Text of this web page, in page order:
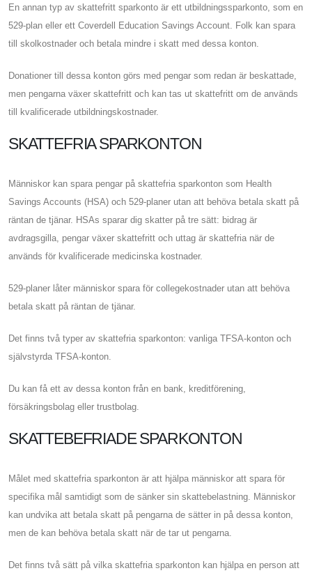
En annan typ av skattefritt sparkonto är ett utbildningssparkonto, som en
529-plan eller ett Coverdell Education Savings Account. Folk kan spara
till skolkostnader och betala mindre i skatt med dessa konton.
Donationer till dessa konton görs med pengar som redan är beskattade,
men pengarna växer skattefritt och kan tas ut skattefritt om de används
till kvalificerade utbildningskostnader.
SKATTEFRIA SPARKONTON
Människor kan spara pengar på skattefria sparkonton som Health
Savings Accounts (HSA) och 529-planer utan att behöva betala skatt på
räntan de tjänar. HSAs sparar dig skatter på tre sätt: bidrag är
avdragsgilla, pengar växer skattefritt och uttag är skattefria när de
används för kvalificerade medicinska kostnader.
529-planer låter människor spara för collegekostnader utan att behöva
betala skatt på räntan de tjänar.
Det finns två typer av skattefria sparkonton: vanliga TFSA-konton och
självstyrda TFSA-konton.
Du kan få ett av dessa konton från en bank, kreditförening,
försäkringsbolag eller trustbolag.
SKATTEBEFRIADE SPARKONTON
Målet med skattefria sparkonton är att hjälpa människor att spara för
specifika mål samtidigt som de sänker sin skattebelastning. Människor
kan undvika att betala skatt på pengarna de sätter in på dessa konton,
men de kan behöva betala skatt när de tar ut pengarna.
Det finns två sätt på vilka skattefria sparkonton kan hjälpa en person att